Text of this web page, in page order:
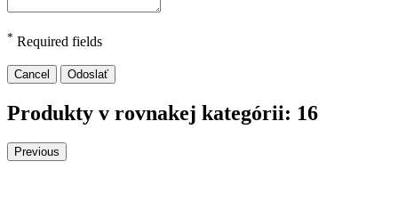
* Required fields
Cancel Odoslať
Produkty v rovnakej kategórii: 16
Previous